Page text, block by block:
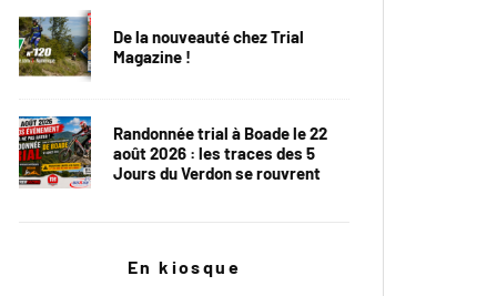
De la nouveauté chez Trial
Magazine !
Randonnée trial à Boade le 22
août 2026 : les traces des 5
Jours du Verdon se rouvrent
En kiosque